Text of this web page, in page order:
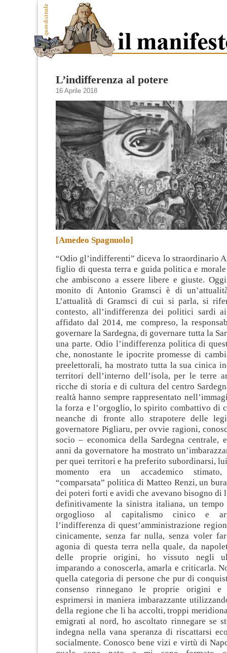
L’indifferenza al potere
16 Aprile 2018
[Amedeo Spagnuolo]
“Odio gl’indifferenti” diceva lo straordinario
figlio di questa terra e guida politica e
che ambiscono a essere libere e giuste.
monito di Antonio Gramsci è di
L’attualità di Gramsci di cui si parla, si
contesto, all’indifferenza dei politici sardi
affidato dal 2014, me compreso, la
governare la Sardegna, di governare tutta la
una parte. Odio l’indifferenza politica di
che, nonostante le ipocrite promesse di
preelettorali, ha mostrato tutta la sua cinica
territori dell’interno dell’isola, per le terre
ricche di storia e di cultura del centro
realtà hanno sempre rappresentato
la forza e l’orgoglio, lo spirito combattivo di
neanche di fronte allo strapotere delle
governatore Pigliaru, per ovvie ragioni,
socio – economica della Sardegna centrale,
anni da governatore ha mostrato
per quei territori e ha preferito subordinarsi,
momento era un accademico
“comparsata” politica di Matteo Renzi, un
dei poteri forti e avidi che avevano bisogno di
definitivamente la sinistra italiana, un
orgoglioso al capitalismo cinico e
l’indifferenza di quest’amministrazione
cinicamente, senza far nulla, senza voler
agonia di questa terra nella quale, da
delle proprie origini, ho vissuto negli
imparando a conoscerla, amarla e criticarla.
quella categoria di persone che pur di
consenso rinnegano le proprie origini
esprimersi in maniera imbarazzante
della regione che li ha accolti, troppi
emigrati al nord, ho ascoltato rinnegare se
indegna nella vana speranza di riscattarsi
socialmente. Conosco bene vizi e virtù di